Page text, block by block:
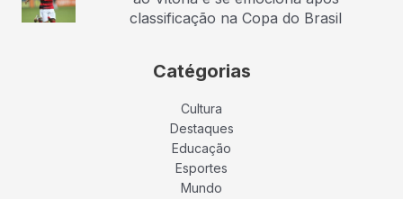
classificação na Copa do Brasil
Catégorias
Cultura
Destaques
Educação
Esportes
Mundo